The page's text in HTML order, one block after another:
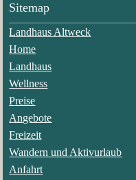
Sitemap
Landhaus Altweck
Home
Landhaus
Wellness
Preise
Angebote
Freizeit
Wandern und Aktivurlaub
Anfahrt